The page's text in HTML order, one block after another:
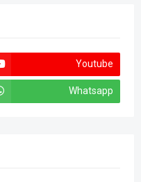
Youtube
Whatsapp